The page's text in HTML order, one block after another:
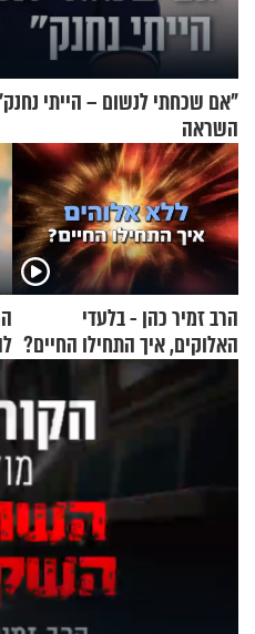
"אם שכחתי לנשום – הייתי
השראה
הרב זמיר כהן - בלעדי
האלוקים, איך התחילו החיים?